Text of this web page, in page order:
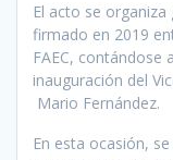
El acto se
firmado en 2019
FAEC, contándose
inauguración del
Mario Fernández.
En esta ocasión,